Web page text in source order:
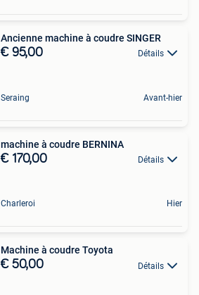
Ancienne machine à coudre SINGER
€ 95,00 Détails
Seraing Avant-hier
machine à coudre BERNINA
€ 170,00 Détails
Charleroi Hier
Machine à coudre Toyota
€ 50,00 Détails